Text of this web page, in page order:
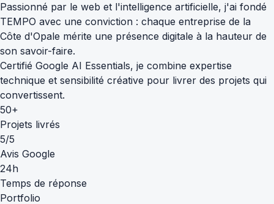
Passionné par le web et l'intelligence artificielle, j'ai fondé
TEMPO avec une conviction : chaque entreprise de la
Côte d'Opale mérite une présence digitale à la hauteur de
son savoir-faire.
Certifié Google AI Essentials, je combine expertise
technique et sensibilité créative pour livrer des projets qui
convertissent.
50+
Projets livrés
5/5
Avis Google
24h
Temps de réponse
Portfolio